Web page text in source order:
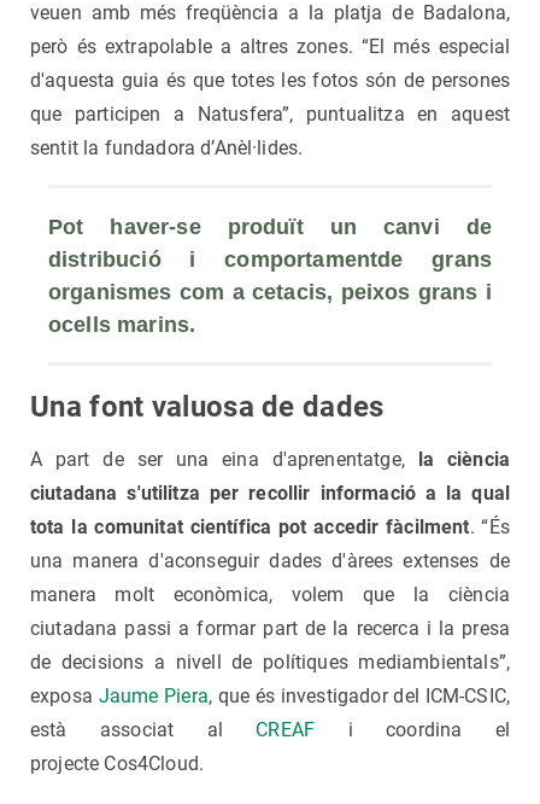
veuen amb més freqüència a la platja de Badalona,
però és extrapolable a altres zones. “El més especial
d'aquesta guia és que totes les fotos són de persones
que participen a Natusfera”, puntualitza en aquest
sentit la fundadora d’Anèl·lides.
Pot haver-se produït un canvi de
distribució i comportamentde grans
organismes com a cetacis, peixos grans i
ocells marins.
Una font valuosa de dades
A part de ser una eina d'aprenentatge,
la ciència
ciutadana s'utilitza per recollir informació a la qual
tota la comunitat científica pot accedir fàcilment. “És
una manera d'aconseguir dades d'àrees extenses de
manera molt econòmica, volem que la ciència
ciutadana passi a formar part de la recerca i la presa
de decisions a nivell de polítiques mediambientals”,
exposa Jaume Piera, que és investigador del ICM-CSIC,
està associat al CREAF i coordina el
projecte Cos4Cloud.